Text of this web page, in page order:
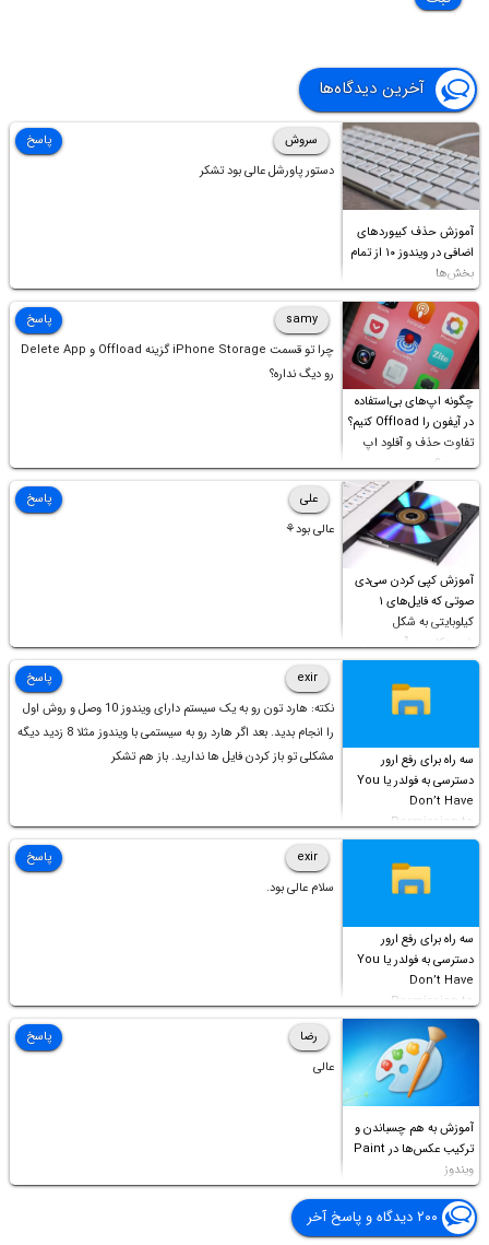
آخرین دیدگاه‌ها
آموزش حذف کیبوردهای
اضافی در ویندوز ۱۰ از تمام
بخش‌ها
سروش
دستور پاورشل عالی بود تشکر
پاسخ
چگونه اپ‌های بی‌استفاده
در آیفون را Offload کنیم؟
تفاوت حذف و آفلود اپ
چیست؟
samy
چرا تو قسمت iPhone Storage گزینه Offload و Delete App
رو دیگ نداره؟
پاسخ
آموزش کپی کردن سی‌دی
صوتی که فایل‌های ۱
کیلوبایتی به شکل
شورت‌کات در آن موجود
است!
علی
عالی بود⚘
پاسخ
سه راه برای رفع ارور
دسترسی به فولدر یا You
Don’t Have
Permission to
Access this folder
exir
نکته: هارد تون رو به یک سیستم دارای ویندوز 10 وصل و روش اول
را انجام بدید. بعد اگر هارد رو به سیستمی با ویندوز مثلا 8 زدید دیگه
مشکلی تو باز کردن فایل ها ندارید. باز هم تشکر
پاسخ
سه راه برای رفع ارور
دسترسی به فولدر یا You
Don’t Have
Permission to
Access this folder
exir
سلام عالی بود.
پاسخ
آموزش به هم چسباندن و
ترکیب عکس‌ها در Paint
ویندوز
رضا
عالی
پاسخ
۲۰۰ دیدگاه و پاسخ آخر